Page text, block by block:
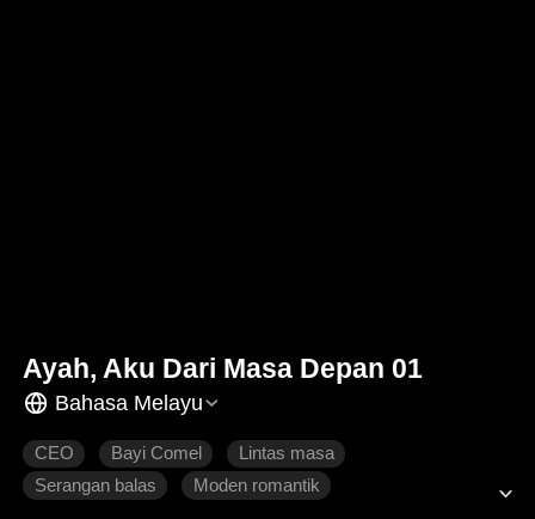
Ayah, Aku Dari Masa Depan 01
Bahasa Melayu
CEO Bayi Comel
Lintas masa
Serangan balas
Moden romantik